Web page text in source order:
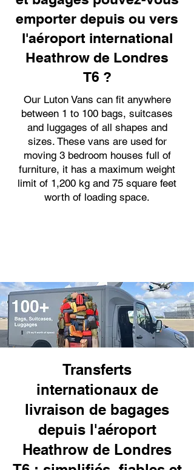
emporter depuis ou vers
l'aéroport international
Heathrow de Londres
T6 ?
Our Luton Vans can fit anywhere
between 1 to 100 bags, suitcases
and luggages of all shapes and
sizes. These vans are used for
moving 3 bedroom houses full of
furniture, it has a maximum weight
limit of 1,200 kg and 75 square feet
worth of loading space.
Transferts
internationaux de
livraison de bagages
depuis l'aéroport
Heathrow de Londres